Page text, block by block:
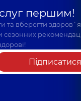
першим!
та вберегти
сезонних
Підписатися